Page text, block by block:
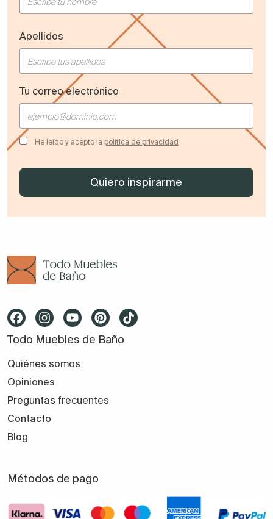
Apellidos
Tu correo electrónico
He leído y acepto la política de privacidad
Todo Muebles de Baño
Quiénes somos
Opiniones
Preguntas frecuentes
Contacto
Blog
Métodos de pago